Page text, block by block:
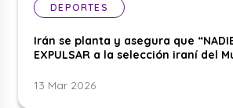
DEPORTES
Irán se planta y asegura que “NADIE
EXPULSAR a la selección iraní del
13 Mar 2026